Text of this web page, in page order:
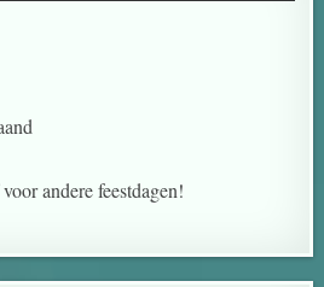
andere feestdagen!